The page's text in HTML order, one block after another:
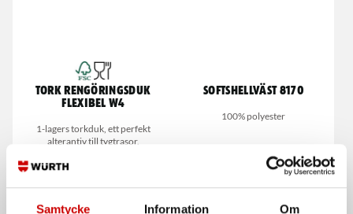
Samtycke Information Om
Tork Rengöringsduk
flexibel W4
1-lagers torkduk, ett perfekt
alterantiv till tygtrasor.
Softshellväst 8170
100% polyester